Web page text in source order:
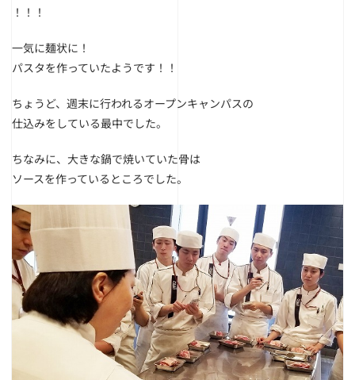
！！！
一気に麺状に！
パスタを作っていたようです！！
ちょうど、週末に行われるオープンキャンパスの
仕込みをしている最中でした。
ちなみに、大きな鍋で焼いていた骨は
ソースを作っているところでした。